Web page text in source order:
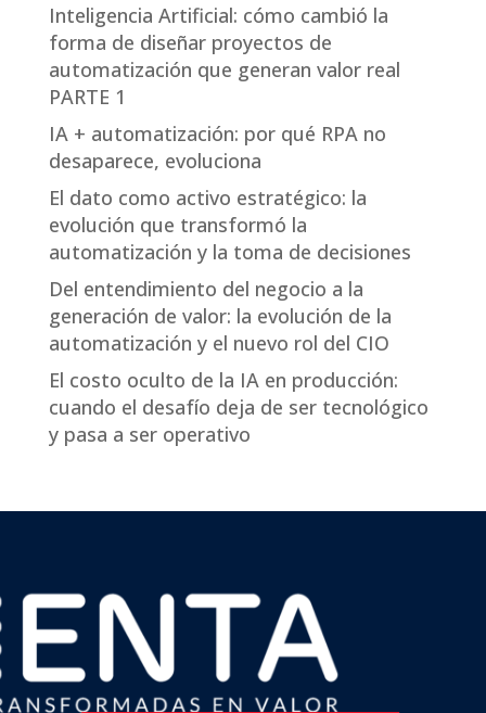
Inteligencia Artificial: cómo cambió la
forma de diseñar proyectos de
automatización que generan valor real
PARTE 1
IA + automatización: por qué RPA no
desaparece, evoluciona
El dato como activo estratégico: la
evolución que transformó la
automatización y la toma de decisiones
Del entendimiento del negocio a la
generación de valor: la evolución de la
automatización y el nuevo rol del CIO
El costo oculto de la IA en producción:
cuando el desafío deja de ser tecnológico
y pasa a ser operativo